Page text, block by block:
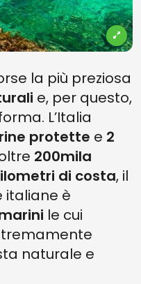
la più preziosa
e, per questo,
L’Italia
protette e 2
200mila
di costa, il
italiane è
le cui
naturale e